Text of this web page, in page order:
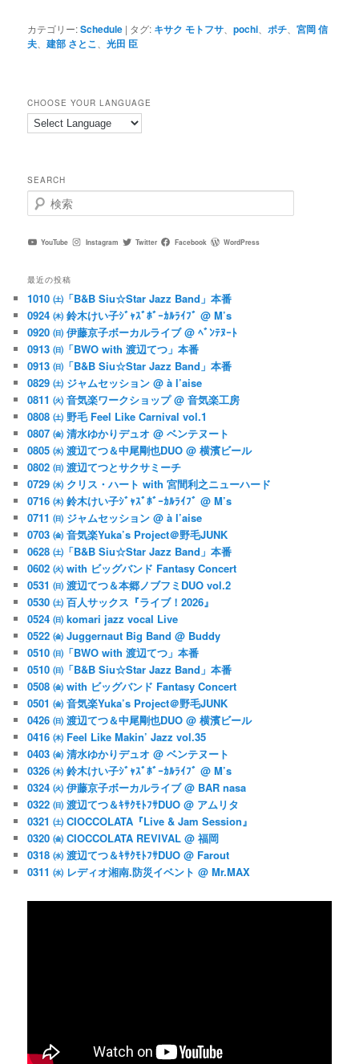
カテゴリー:Schedule | タグ: キサク モトフサ 、pochi ポチ 、宮岡 信
夫 、建部 さとこ 、光田 臣
CHOOSE YOUR LANGUAGE
SEARCH
検
索
YouTube Instagram Twitter Facebook WordPress
最近の投稿
1010 ㈯「B&B Siu☆Star Jazz Band」本番
0924 ㈭ 鈴木けい子ｼﾞｬｽﾞﾎﾞｰｶﾙﾗｲﾌﾞ @ M’s
0920 ㈰ 伊藤京子ボーカルライブ @ ﾍﾞﾝﾃﾇｰﾄ
0913 ㈰「BWO with 渡辺てつ」本番
0913 ㈰「B&B Siu☆Star Jazz Band」本番
0829 ㈯ ジャムセッション @ à l’aise
0811 ㈫ 音気楽ワークショップ @ 音気楽工房
0808 ㈯ 野毛 Feel Like Carnival vol.1
0807 ㈮ 清水ゆかりデュオ @ ベンテヌート
0805 ㈬ 渡辺てつ＆中尾剛也DUO @ 横濱ビール
0802 ㈰ 渡辺てつとサクサミーチ
0729 ㈬ クリス・ハート with 宮間利之ニューハード
0716 ㈭ 鈴木けい子ｼﾞｬｽﾞﾎﾞｰｶﾙﾗｲﾌﾞ @ M’s
0711 ㈰ ジャムセッション @ à l’aise
0703 ㈮ 音気楽Yuka’s Project＠野毛JUNK
0628 ㈯「B&B Siu☆Star Jazz Band」本番
0602 ㈫ with ビッグバンド Fantasy Concert
0531 ㈰ 渡辺てつ＆本郷ノブフミDUO vol.2
0530 ㈯ 百人サックス『ライブ！2026』
0524 ㈰ komari jazz vocal Live
0522 ㈮ Juggernaut Big Band @ Buddy
0510 ㈰「BWO with 渡辺てつ」本番
0510 ㈰「B&B Siu☆Star Jazz Band」本番
0508 ㈮ with ビッグバンド Fantasy Concert
0501 ㈮ 音気楽Yuka’s Project＠野毛JUNK
0426 ㈰ 渡辺てつ＆中尾剛也DUO @ 横濱ビール
0416 ㈭ Feel Like Makin’ Jazz vol.35
0403 ㈮ 清水ゆかりデュオ @ ベンテヌート
0326 ㈭ 鈴木けい子ｼﾞｬｽﾞﾎﾞｰｶﾙﾗｲﾌﾞ @ M’s
0324 ㈫ 伊藤京子ボーカルライブ @ BAR nasa
0322 ㈰ 渡辺てつ＆ｷｻｸﾓﾄﾌｻDUO @ アムリタ
0321 ㈯ CIOCCOLATA『Live & Jam Session』
0320 ㈮ CIOCCOLATA REVIVAL @ 福岡
0318 ㈬ 渡辺てつ＆ｷｻｸﾓﾄﾌｻDUO @ Farout
0311 ㈬ レディオ湘南.防災イベント @ Mr.MAX